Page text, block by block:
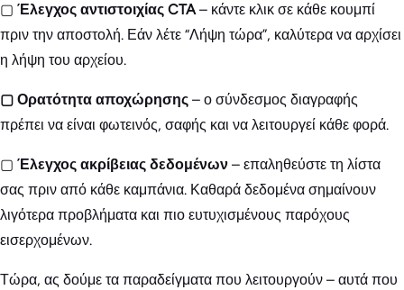
▢ Έλεγχος αντιστοιχίας CTA– κάντε κλικ σε κάθε κουμπί
πριν την αποστολή. Εάν λέτε “Λήψη τώρα”, καλύτερα να αρχίσει
η λήψη του αρχείου.
▢ Ορατότητα αποχώρησης – ο σύνδεσμος διαγραφής
πρέπει να είναι φωτεινός, σαφής και να λειτουργεί κάθε φορά.
▢ Έλεγχος ακρίβειας δεδομένων – επαληθεύστε τη λίστα
σας πριν από κάθε καμπάνια. Καθαρά δεδομένα σημαίνουν
λιγότερα προβλήματα και πιο ευτυχισμένους παρόχους
εισερχομένων.
Τώρα, ας δούμε τα παραδείγματα που λειτουργούν – αυτά που